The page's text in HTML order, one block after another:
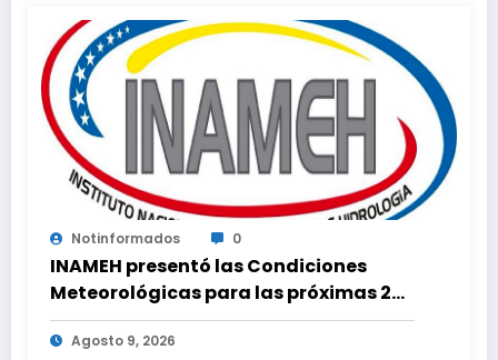
Notinformados 0
INAMEH presentó las Condiciones
Meteorológicas para las próximas 24
horas, de este domingo 9 de agosto
2026Agosto 9, 2026